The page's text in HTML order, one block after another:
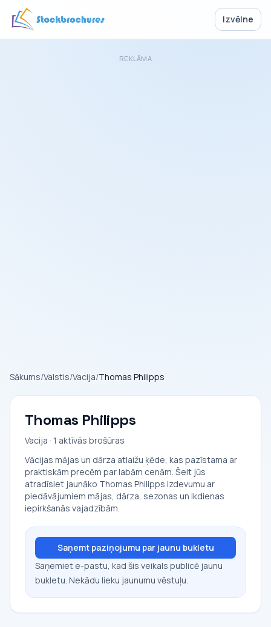
Izvēlne
REKLĀMA
Sākums/Valstis/Vacija/Thomas Philipps
Thomas Philipps
Vacija · 1 aktīvās brošūras
Vācijas mājas un dārza atlaižu ķēde, kas pazīstama ar
praktiskām precēm par labām cenām. Šeit jūs
atradīsiet jaunāko Thomas Philipps izdevumu ar
piedāvājumiem mājas, dārza, sezonas un ikdienas
iepirkšanās vajadzībām.
Saņemt paziņojumu par jaunu bukletu
Saņemiet e-pastu, kad šis veikals publicē jaunu
bukletu. Nekādu lieku jaunumu vēstuļu.